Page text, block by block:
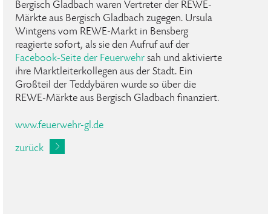
Bergisch Gladbach waren Vertreter der REWE-
Märkte aus Bergisch Gladbach zugegen. Ursula
Wintgens vom REWE-Markt in Bensberg
reagierte sofort, als sie den Aufruf auf der
Facebook-Seite der Feuerwehr sah und aktivierte
ihre Marktleiterkollegen aus der Stadt. Ein
Großteil der Teddybären wurde so über die
REWE-Märkte aus Bergisch Gladbach finanziert.
www.feuerwehr-gl.de
zurück